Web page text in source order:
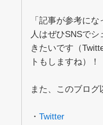
「記事が参考に
人はぜひSNSで
きたいです（
トもしますね）！
また、このブログ
・ Twitter